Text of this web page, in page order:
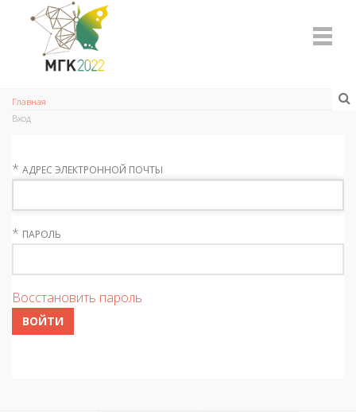
Главная
Вход
* АДРЕС ЭЛЕКТРОННОЙ ПОЧТЫ
* ПАРОЛЬ
Восстановить пароль
ВОЙТИ